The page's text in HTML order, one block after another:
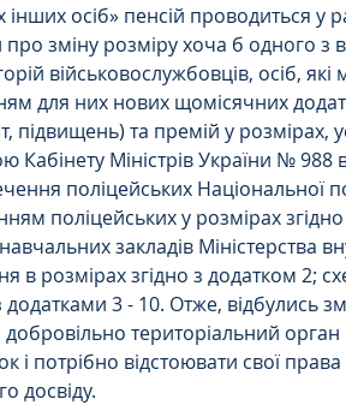
інших осіб» пенсій проводиться у
про зміну розміру хоча б одного
військовослужбовців, осіб,
для них нових щомісячних
підвищень) та премій у
Кабінету Міністрів України № 988
поліцейських Національної
поліцейських у розмірах
закладів Міністерства
в розмірах згідно з додатком 2;
додатками 3 - 10. Отже, відбулись
добровільно територіальний
і потрібно відстоювати свої
досвіду.